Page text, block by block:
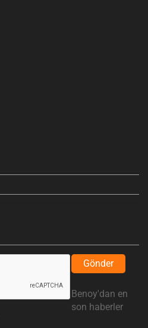
Gönder
Benoy'dan en
son haberler